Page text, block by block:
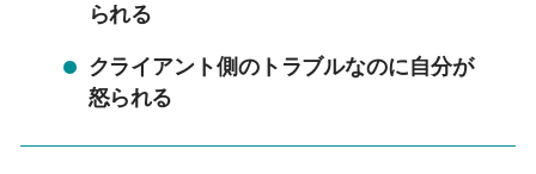
られる
クライアント側のトラブルなのに自分が
怒られる